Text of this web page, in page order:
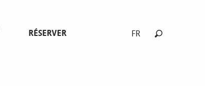
FR
RÉSERVER